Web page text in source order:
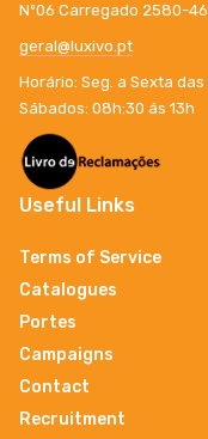
Nº06 Carregado 2580-
geral@luxivo.pt
Horário: Seg. a Sexta
Sábados: 08h:30 ás 13h
Useful Links
Terms of Service
Catalogues
Portes
Campaigns
Contact
Recruitment